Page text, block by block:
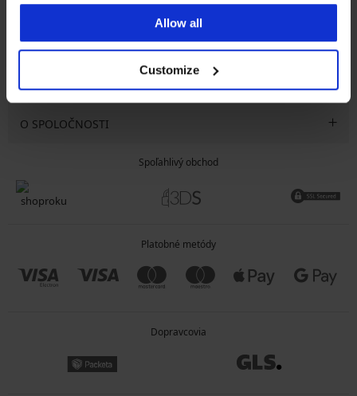
Allow all
Customize
SLUŽBY ZÁKAZNÍKOM
VŠEOBECNÉ INFORMÁCIE
O SPOLOČNOSTI
Spoľahlivý obchod
Platobné metódy
Dopravcovia